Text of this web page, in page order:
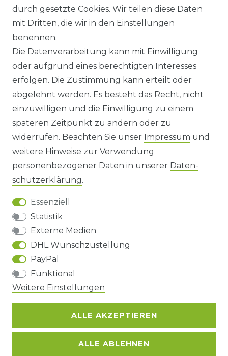
ANFAHRT
WIDERRUFS­FORMULAR
HINWEISE ZUR BATTERIEENTSORGUNG
IMPRESSUM
AGB UND KUNDENINFORMATIONEN
DATENSCHUTZERKLÄRUNG
BARRIEREFREIHEIT
Impressum Daten­schutz­erklärung
Barrierefreiheitserklärung
VERTRAG WIDERRUFEN Kontakt
durch gesetzte Cookies. Wir teilen diese Daten
mit Dritten, die wir in den Einstellungen
benennen.
Die Datenverarbeitung kann mit Einwilligung
oder aufgrund eines berechtigten Interesses
erfolgen. Die Zustimmung kann erteilt oder
abgelehnt werden. Es besteht das Recht, nicht
einzuwilligen und die Einwilligung zu einem
späteren Zeitpunkt zu ändern oder zu
widerrufen. Beachten Sie unser Impressum und
weitere Hinweise zur Verwendung
personenbezogener Daten in unserer Daten­
schutz­erklärung.
Essenziell
Statistik
Externe Medien
DHL Wunschzustellung
PayPal
Funktional
Weitere Einstellungen
ALLE AKZEPTIEREN
ALLE ABLEHNEN